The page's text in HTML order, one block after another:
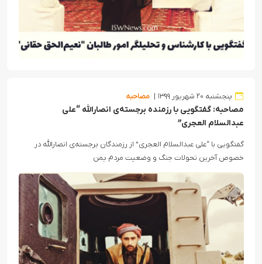
پنجشنبه ۲۰ شهریور ۱۳۹۹ مصاحبه
مصاحبه: گفتگویی با رزمنده برجسته‌ی انصارالله “علی
عبدالسلام العجری”
گفتگویی با “علی عبدالسلام العجری” از رزمندگان برجسته‌ی انصارالله در
خصوص آخرین تحولات جنگ و وضعیت مردم یمن